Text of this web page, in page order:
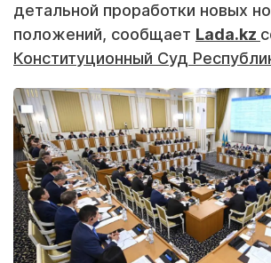
детальной проработки новых
положений, сообщает Lada.kz
Конституционный Суд